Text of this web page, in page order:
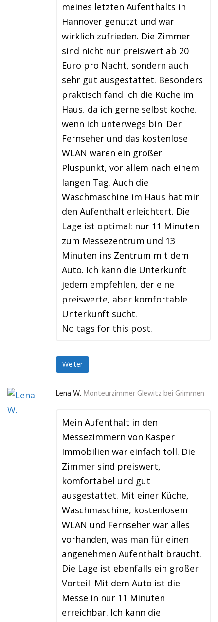
meines letzten Aufenthalts in
Hannover genutzt und war
wirklich zufrieden. Die Zimmer
sind nicht nur preiswert ab 20
Euro pro Nacht, sondern auch
sehr gut ausgestattet. Besonders
praktisch fand ich die Küche im
Haus, da ich gerne selbst koche,
wenn ich unterwegs bin. Der
Fernseher und das kostenlose
WLAN waren ein großer
Pluspunkt, vor allem nach einem
langen Tag. Auch die
Waschmaschine im Haus hat mir
den Aufenthalt erleichtert. Die
Lage ist optimal: nur 11 Minuten
zum Messezentrum und 13
Minuten ins Zentrum mit dem
Auto. Ich kann die Unterkunft
jedem empfehlen, der eine
preiswerte, aber komfortable
Unterkunft sucht.
No tags for this post.
Weiter
Lena W. Monteurzimmer Glewitz bei Grimmen
Mein Aufenthalt in den
Messezimmern von Kasper
Immobilien war einfach toll. Die
Zimmer sind preiswert,
komfortabel und gut
ausgestattet. Mit einer Küche,
Waschmaschine, kostenlosem
WLAN und Fernseher war alles
vorhanden, was man für einen
angenehmen Aufenthalt braucht.
Die Lage ist ebenfalls ein großer
Vorteil: Mit dem Auto ist die
Messe in nur 11 Minuten
erreichbar. Ich kann die